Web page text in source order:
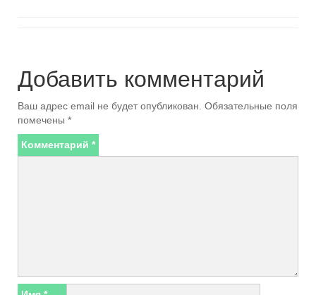
Добавить комментарий
Ваш адрес email не будет опубликован. Обязательные поля
помечены *
Комментарий *